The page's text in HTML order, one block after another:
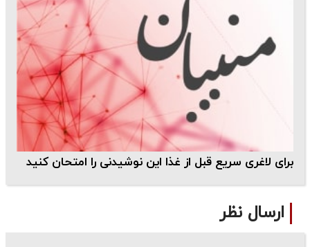
برای لاغری سریع قبل از غذا این نوشیدنی را امتحان کنید
ارسال نظر